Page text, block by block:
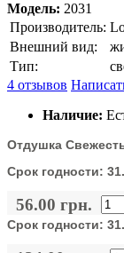
Модель: 2031
Производитель:
Внешний вид:
Тип:
4 отзывов
Наличие:
Отдушка
Срок годности:
56.00 грн.
Срок годности: